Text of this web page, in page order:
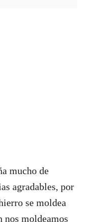
mucho de
agradables, por
se moldea
nos moldeamos